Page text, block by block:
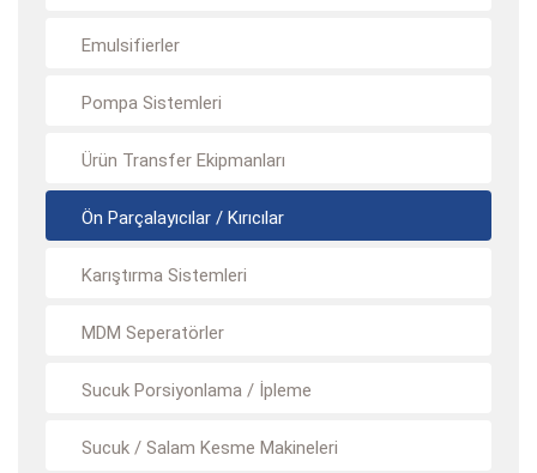
Emulsifierler
Pompa Sistemleri
Ürün Transfer Ekipmanları
Ön Parçalayıcılar / Kırıcılar
Karıştırma Sistemleri
MDM Seperatörler
Sucuk Porsiyonlama / İpleme
Sucuk / Salam Kesme Makineleri